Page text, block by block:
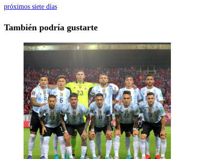
próximos siete días
También podría gustarte